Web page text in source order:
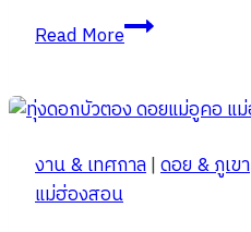
Read More10
ที่
เชียงใหม่
ตัว
งาน & เทศกาล|ดอย & ภูเขา
แม่ฮ่องสอน